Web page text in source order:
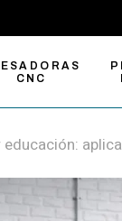
CNC